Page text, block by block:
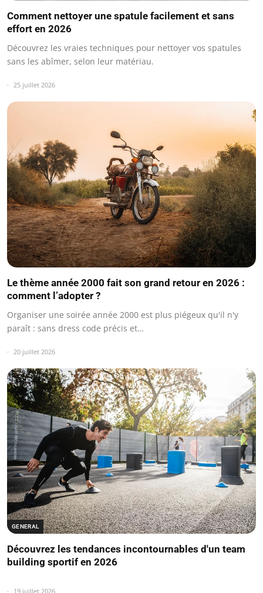
Comment nettoyer une spatule facilement et sans
effort en 2026
Découvrez les vraies techniques pour nettoyer vos spatules
sans les abîmer, selon leur matériau.
25 juillet 2026
Le thème année 2000 fait son grand retour en 2026 :
comment l’adopter ?
Organiser une soirée année 2000 est plus piégeux qu'il n'y
paraît : sans dress code précis et…
20 juillet 2026
GENERAL
Découvrez les tendances incontournables d'un team
building sportif en 2026
19 juillet 2026